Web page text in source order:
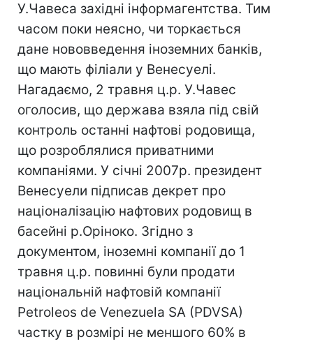
У.Чавеса західні інформагентства. Тим
часом поки неясно, чи торкається
дане нововведення іноземних банків,
що мають філіали у Венесуелі.
Нагадаємо, 2 травня ц.р. У.Чавес
оголосив, що держава взяла під свій
контроль останні нафтові родовища,
що розроблялися приватними
компаніями. У січні 2007р. президент
Венесуели підписав декрет про
націоналізацію нафтових родовищ в
басейні р.Оріноко. Згідно з
документом, іноземні компанії до 1
травня ц.р. повинні були продати
національній нафтовій компанії
Petroleos de Venezuela SA (PDVSA)
частку в розмірі не меншого 60% в